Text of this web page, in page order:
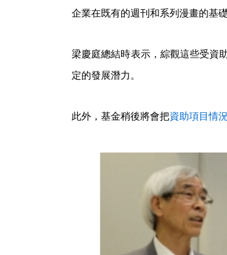
企業在既有的週刊和系列漫畫的基
梁慶庭總結時表示，綜觀這些受資
定的發展潛力。
此外，基金稍後將會把資助項目情